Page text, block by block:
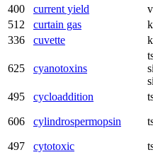
400
current yield
512
curtain gas
336
cuvette
625 cyanotoxins
495 cycloaddition
606 cylindrospermopsin
497 cytotoxic